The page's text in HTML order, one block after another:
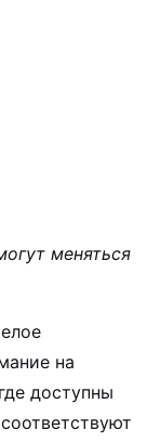
меняться
на
доступны